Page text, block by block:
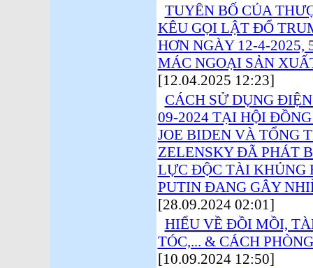
TUYÊN BỐ CỦA
KÊU GỌI LẬT ĐỔ
HƠN NGÀY 12-4-
MÁC NGOẠI SẢN
[12.04.2025 12:23]
CÁCH SỬ DỤNG
09-2024 TẠI HỘI
JOE BIDEN VÀ TỔNG
ZELENSKY ĐÃ PHÁT
LỰC ĐỘC TÀI
PUTIN ĐANG GÂY
[28.09.2024 02:01]
HIỂU VỀ ĐỒI MỒI,
TÓC,... & CÁCH
[10.09.2024 12:50]